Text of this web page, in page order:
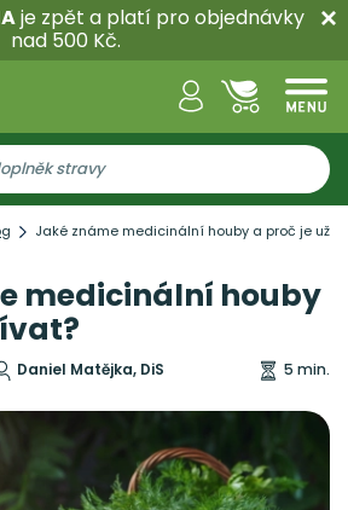
je zpět a platí pro objednávky
nad 500 Kč.
Jaké známe medicinální houby a proč je
medicinální houby
Daniel Matějka, DiS 5 min.